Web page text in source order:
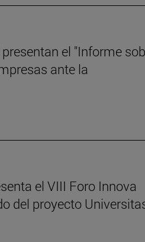
el "Informe
ante la
el VIII Foro Innova
del proyecto